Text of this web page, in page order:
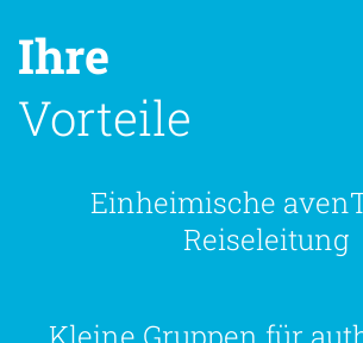
Ihre
Vorteile
Einheimische
Reiseleitung